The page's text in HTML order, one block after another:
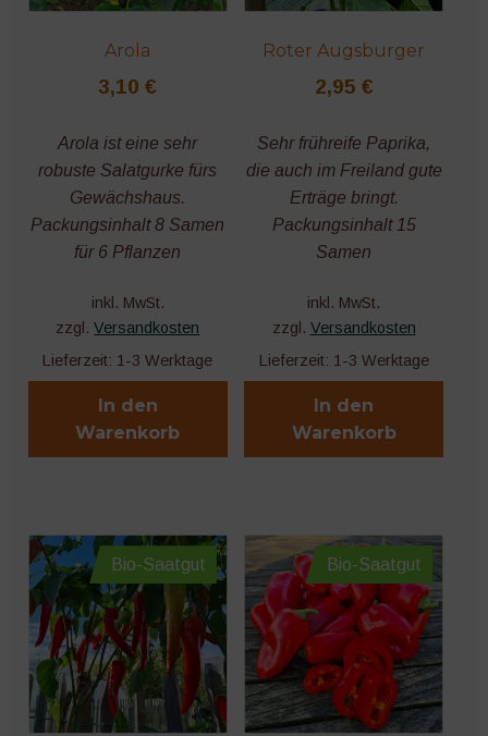
Microgreens
Arola
3,10€
Arola ist eine sehr
robuste Salatgurke fürs
Gewächshaus.
Packungsinhalt 8 Samen
für 6 Pflanzen
inkl. MwSt.
zzgl.Versandkosten
Lieferzeit: 1-3 Werktage
In den
Warenkorb
Roter Augsburger
2,95 €
Sehr frühreife Paprika,
die auch im Freiland gute
Erträge bringt.
Packungsinhalt 15
Samen
inkl. MwSt.
zzgl. Versandkosten
Lieferzeit: 1-3 Werktage
In den
Warenkorb
Bio-Saatgut Bio-Saatgut